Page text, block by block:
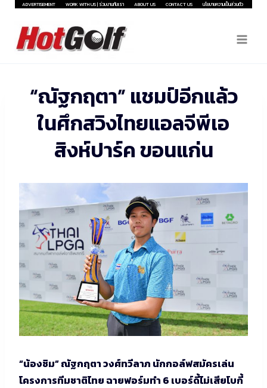
Skip
content
ADVERTISEMENT WORK WITH US | ร่วมงานกับเรา ABOUT US CONTACT US นโยบายความเป็นส่วนตัว
“ณัฐกฤตา” แชมป์อีกแล้ว
ในศึกสวิงไทยแอลจีพีเอ
สิงห์ปาร์ค ขอนแก่น
“น้องซิม” ณัฐกฤตา วงศ์ทวีลาภ นักกอล์ฟสมัครเล่น
โครงการทีมชาติไทย ฉายฟอร์มทำ 6 เบอร์ดี้ไม่เสียโบกี้